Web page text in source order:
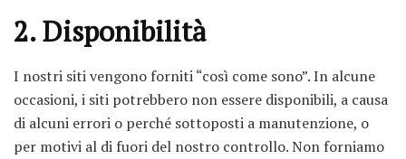
2. Disponibilità
I nostri siti vengono forniti “così come sono”. In alcune
occasioni, i siti potrebbero non essere disponibili, a causa
di alcuni errori o perché sottoposti a manutenzione, o
per motivi al di fuori del nostro controllo. Non forniamo